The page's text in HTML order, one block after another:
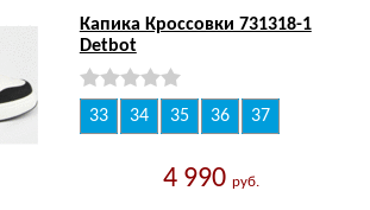
Капика Кроссовки 731318-1
Detbot
33 34 35 36 37
4 990руб.